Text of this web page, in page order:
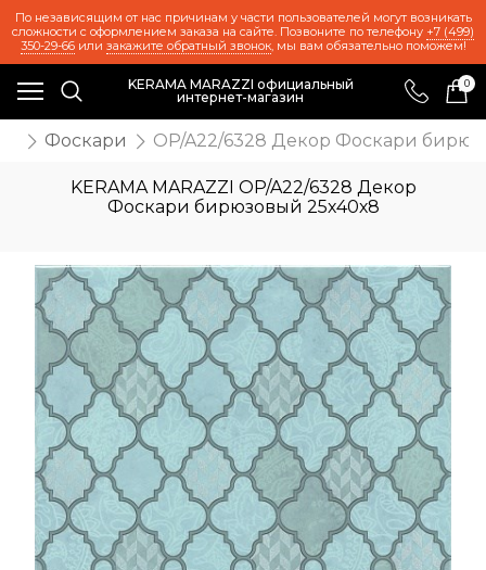
По независящим от нас причинам у части пользователей могут возникать
сложности с оформлением заказа на сайте. Позвоните по телефону +7 (499)
350-29-66или закажите обратный звонок, мы вам обязательно поможем!
KERAMA MARAZZI официальный
интернет-магазин
0
Фоскари OP/A22/6328 Декор Фоскари
KERAMA MARAZZI OP/A22/6328 Декор
Фоскари бирюзовый 25х40х8